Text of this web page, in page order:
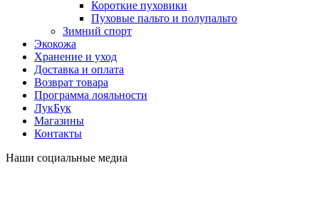
Короткие пуховики
Пуховые пальто и полупальто
Зимний спорт
Экокожа
Хранение и уход
Доставка и оплата
Возврат товара
Программа лояльности
ЛукБук
Магазины
Контакты
Наши социальные медиа